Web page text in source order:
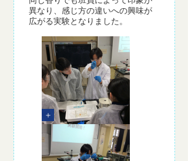
異なり、感じ方の違いへの興味が
広がる実験となりました。